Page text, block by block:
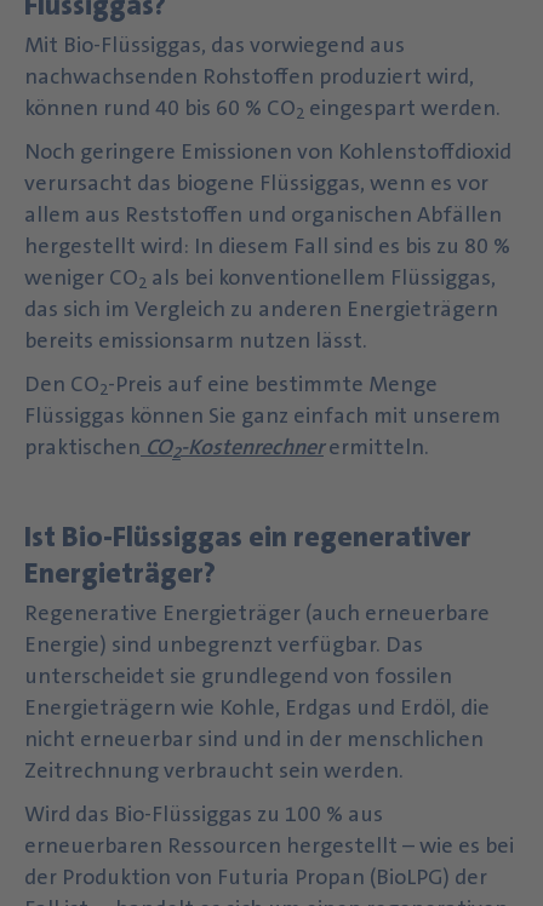
Mit Bio-Flüssiggas, das vorwiegend aus
nachwachsenden Rohstoffen produziert wird,
können rund 40 bis 60 % CO2 eingespart werden.
Noch geringere Emissionen von Kohlenstoffdioxid
verursacht das biogene Flüssiggas, wenn es vor
allem aus Reststoffen und organischen Abfällen
hergestellt wird: In diesem Fall sind es bis zu 80 %
weniger CO2 als bei konventionellem Flüssiggas,
das sich im Vergleich zu anderen Energieträgern
bereits emissionsarm nutzen lässt.
Den CO2-Preis auf eine bestimmte Menge
Flüssiggas können Sie ganz einfach mit unserem
praktischen CO2-Kostenrechnerermitteln.
Ist Bio-Flüssiggas ein regenerativer
Energieträger?
Regenerative Energieträger (auch erneuerbare
Energie) sind unbegrenzt verfügbar. Das
unterscheidet sie grundlegend von fossilen
Energieträgern wie Kohle, Erdgas und Erdöl, die
nicht erneuerbar sind und in der menschlichen
Zeitrechnung verbraucht sein werden.
Wird das Bio-Flüssiggas zu 100 % aus
erneuerbaren Ressourcen hergestellt – wie es bei
der Produktion von Futuria Propan (BioLPG) der